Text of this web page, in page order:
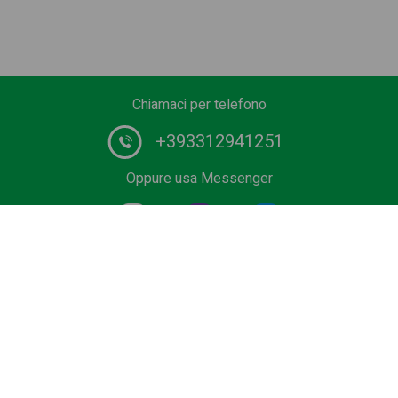
Chiamaci per telefono
+393312941251
Oppure usa Messenger